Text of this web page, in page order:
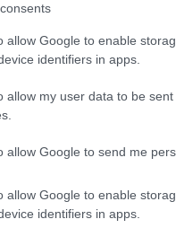
allow Google to enable
identifiers in apps.
allow my user data to be
allow Google to send me
allow Google to enable
identifiers in apps.